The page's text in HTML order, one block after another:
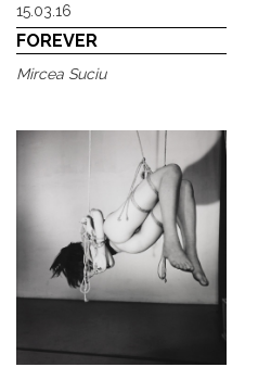
15.03.16
FOREVER
Mircea Suciu